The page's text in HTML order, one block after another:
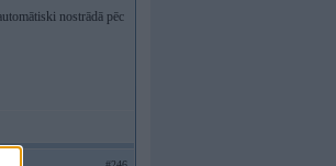
nostrādā pēc